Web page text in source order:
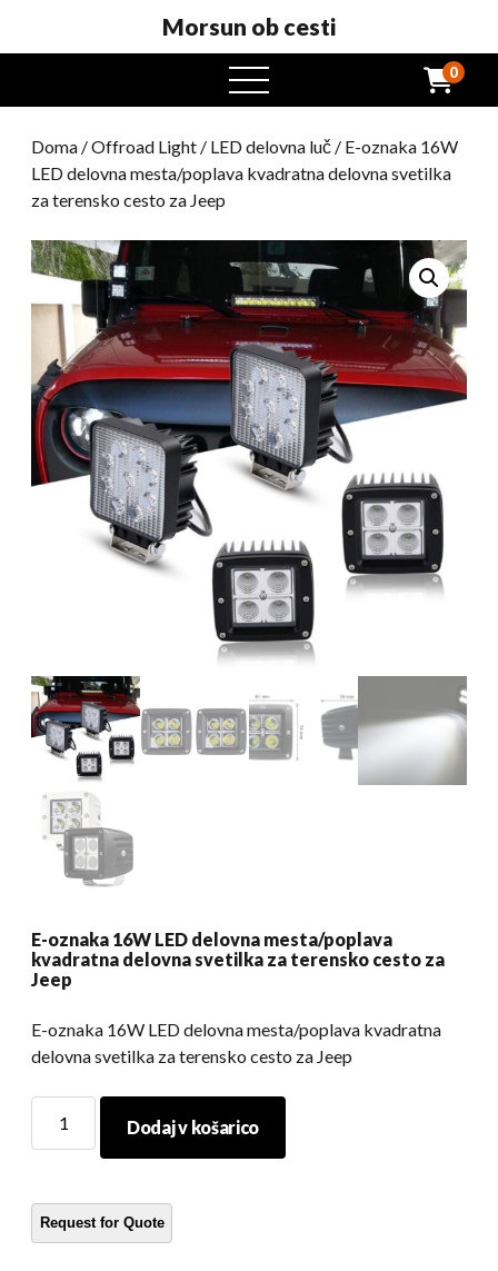
Morsun ob cesti
odprt
meni
0
Doma /Offroad Light / LED delovna luč / E-oznaka 16W
LED delovna mesta/poplava kvadratna delovna svetilka
za terensko cesto za Jeep
E-oznaka 16W LED delovna mesta/poplava
kvadratna delovna svetilka za terensko cesto za
Jeep
E-oznaka 16W LED delovna mesta/poplava kvadratna
delovna svetilka za terensko cesto za Jeep
oznaka
delovna
mesta/poplava
Dodaj v košarico